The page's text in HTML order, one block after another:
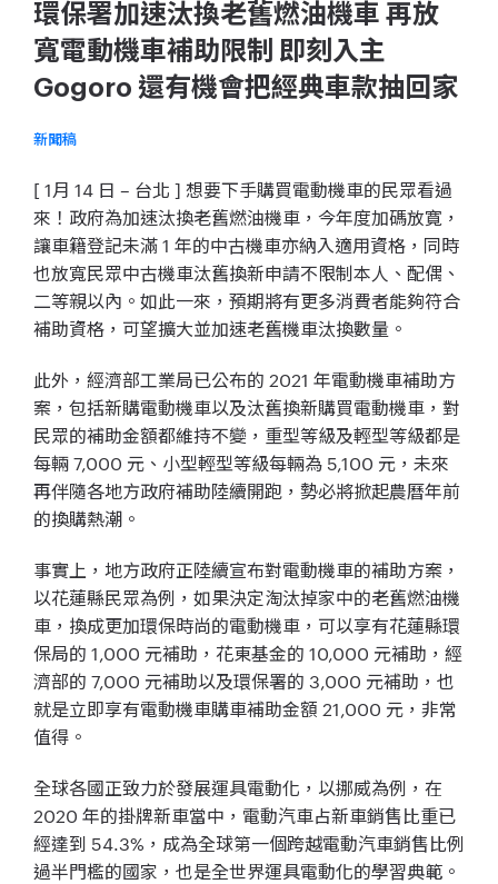
環保署加速汰換老舊燃油機車 再放
寬電動機車補助限制 即刻入主
Gogoro 還有機會把經典車款抽回家
新聞稿
[ 1月 14 日 – 台北 ] 想要下手購買電動機車的民眾看過
來！政府為加速汰換老舊燃油機車，今年度加碼放寛，
讓車籍登記未滿 1 年的中古機車亦納入適用資格，同時
也放寬民眾中古機車汰舊換新申請不限制本人、配偶、
二等親以內。如此一來，預期將有更多消費者能夠符合
補助資格，可望擴大並加速老舊機車汰換數量。
此外，經濟部工業局已公布的 2021 年電動機車補助方
案，包括新購電動機車以及汰舊換新購買電動機車，對
民眾的補助金額都維持不變，重型等級及輕型等級都是
每輛 7,000 元、小型輕型等級每輛為 5,100 元，未來
再伴隨各地方政府補助陸續開跑，勢必將掀起農曆年前
的換購熱潮。
事實上，地方政府正陸續宣布對電動機車的補助方案，
以花蓮縣民眾為例，如果決定淘汰掉家中的老舊燃油機
車，換成更加環保時尚的電動機車，可以享有花蓮縣環
保局的 1,000 元補助，花東基金的 10,000 元補助，經
濟部的 7,000 元補助以及環保署的 3,000 元補助，也
就是立即享有電動機車購車補助金額 21,000 元，非常
值得。
全球各國正致力於發展運具電動化，以挪威為例，在
2020 年的掛牌新車當中，電動汽車占新車銷售比重已
經達到 54.3%，成為全球第一個跨越電動汽車銷售比例
過半門檻的國家，也是全世界運具電動化的學習典範。